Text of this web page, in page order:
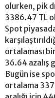
olurken, pik
3386.47 TL
Spot
ortalaması
36.64 azalış
Bugün ise
ortalama